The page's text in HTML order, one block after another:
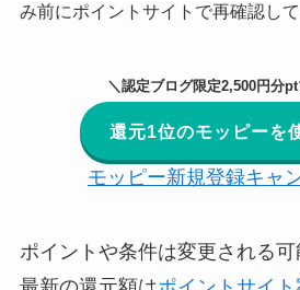
み前にポイントサイトで再確認して
＼認定ブログ限定2,500円分
還元1位のモッピーを
モッピー新規登録キャ
ポイントや条件は変更される可